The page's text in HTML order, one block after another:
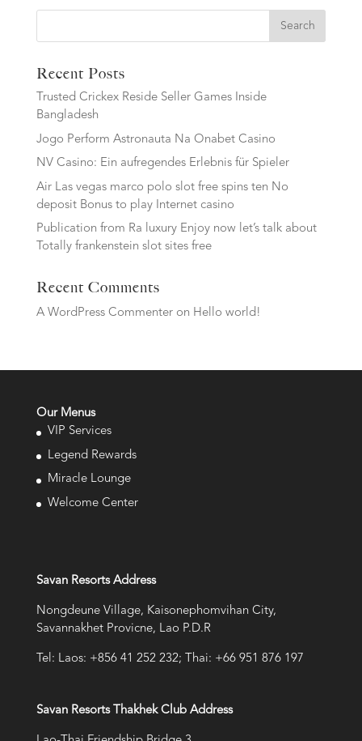
Search
Recent Posts
Trusted Crickex Reside Seller Games Inside
Bangladesh
Jogo Perform Astronauta Na Onabet Casino
NV Casino: Ein aufregendes Erlebnis für Spieler
Air Las vegas marco polo slot free spins ten No
deposit Bonus to play Internet casino
Publication from Ra luxury Enjoy now let’s talk about
Totally frankenstein slot sites free
Recent Comments
A WordPress Commenteron Hello world!
Our Menus
VIP Services
Legend Rewards
Miracle Lounge
Welcome Center
Savan Resorts Address
Nongdeune Village, Kaisonephomvihan City,
Savannakhet Provicne, Lao P.D.R
Tel: Laos: +856 41 252 232; Thai: +66 951 876 197
Savan Resorts Thakhek Club Address